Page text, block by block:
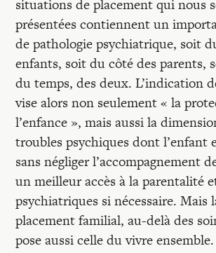
Colloque
Mon panier
Mon compte
situations de placement qui nous
présentées contiennent un
de pathologie psychiatrique, soit
enfants, soit du côté des parents,
du temps, des deux. L’indication
vise alors non seulement « la
l’enfance », mais aussi la
troubles psychiques dont l’enfant
sans négliger l’accompagnement
un meilleur accès à la parentalité
psychiatriques si nécessaire. Mais
placement familial, au-delà des
pose aussi celle du vivre ensemble.